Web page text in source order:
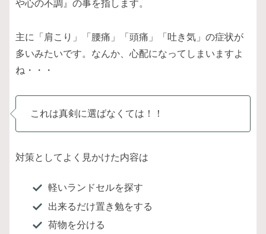
や心の不調』の事を指します。
主に「肩こり」「腰痛」「頭痛」「吐き気」の症状が
多いみたいです。なんか、心配になってしまいますよ
ね・・・
これは真剣に選ばなくては！！
対策としてよく見かけた内容は
軽いランドセルを探す
出来るだけ置き勉をする
荷物を分ける